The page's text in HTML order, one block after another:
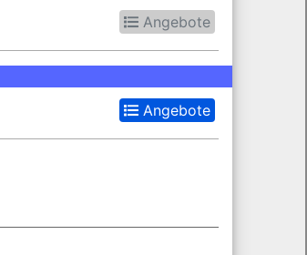
Angebote
Angebote